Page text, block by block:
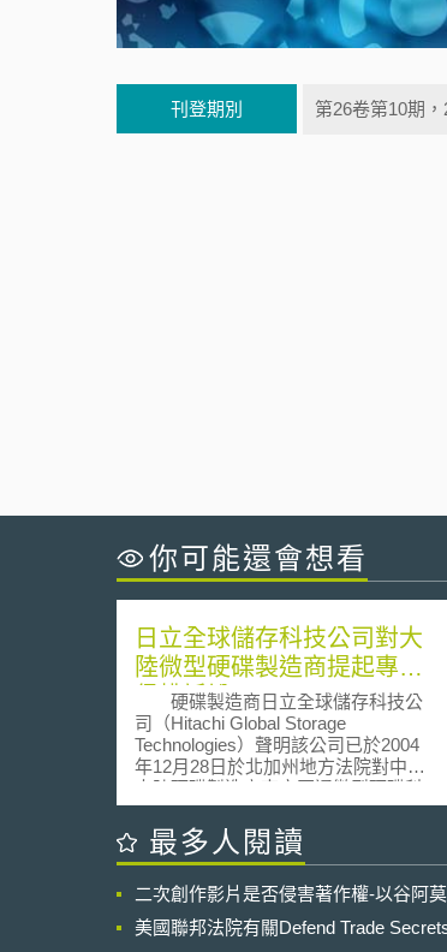
刊登期別 第26卷第10期，
你可能還會想看
日立全球儲存科技公司對大
陸微型硬碟製造商提起專利
侵權訴訟
硬碟製造商日立全球儲存科技公
司（Hitachi Global Storage
Technologies）聲明該公司已於2004
年12月28日於北加州地方法院對中國
大陸硬碟製造商南方匯通微型硬碟科
技股份有限公司（GS Magicstor of
China）及其位於加州Milpitas之聯合
研究機構GS Magic and Riospring of
南方匯通侵害日立對於生產硬碟所擁
有的多項專利權，並希望獲得財產上
損害賠償並永久禁止GS Magic繼續於
最多人閱讀
二次創作影片是否侵害著作權-以谷阿
美國聯邦法院有關Defend Trade